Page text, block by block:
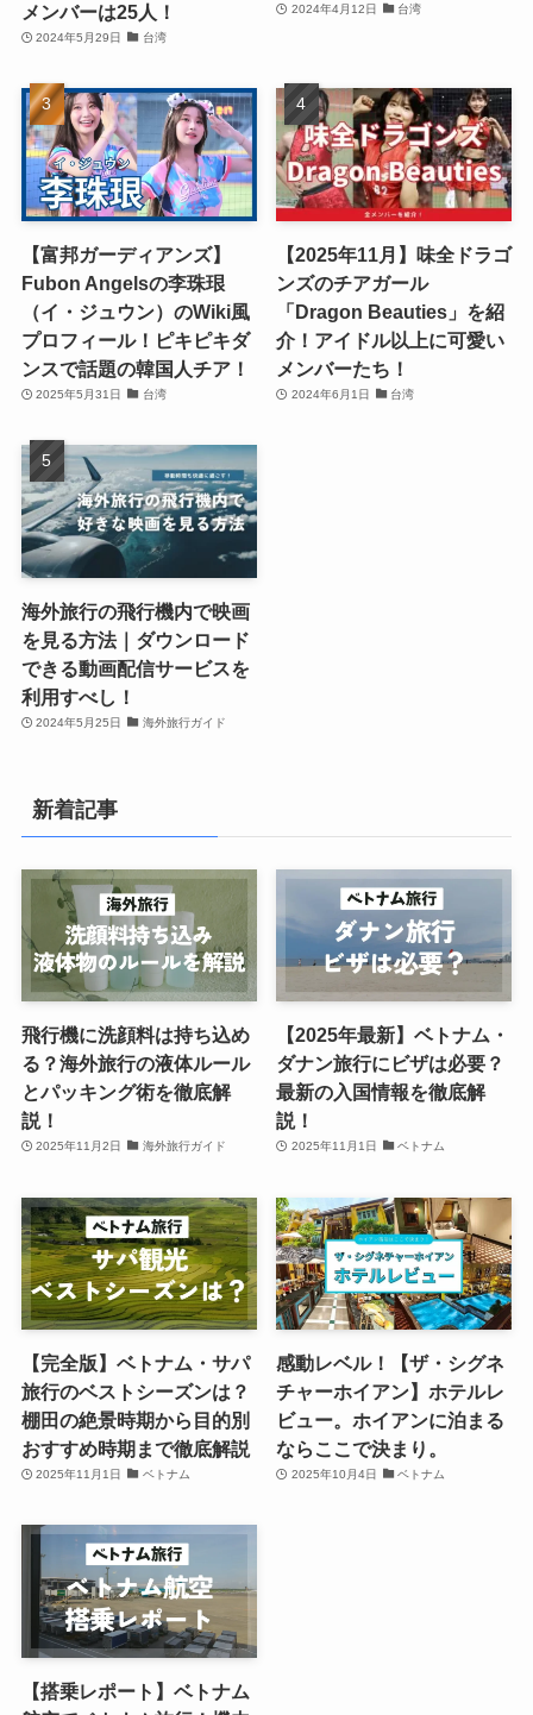
メンバーは25人！
2024年5月29日 台湾
2024年4月12日 台湾
【富邦ガーディアンズ】
Fubon Angelsの李珠珢
（イ・ジュウン）のWiki風
プロフィール！ピキピキダ
ンスで話題の韓国人チア！
2025年5月31日 台湾
【2025年11月】味全ドラゴ
ンズのチアガール
「Dragon Beauties」を紹
介！アイドル以上に可愛い
メンバーたち！
2024年6月1日 台湾
海外旅行の飛行機内で映画
を見る方法｜ダウンロード
できる動画配信サービスを
利用すべし！
2024年5月25日 海外旅行ガイド
新着記事
飛行機に洗顔料は持ち込め
る？海外旅行の液体ルール
とパッキング術を徹底解
説！
2025年11月2日 海外旅行ガイド
【2025年最新】ベトナム・
ダナン旅行にビザは必要？
最新の入国情報を徹底解
説！
2025年11月1日 ベトナム
【完全版】ベトナム・サパ
旅行のベストシーズンは？
棚田の絶景時期から目的別
おすすめ時期まで徹底解説
2025年11月1日 ベトナム
感動レベル！【ザ・シグネ
チャーホイアン】ホテルレ
ビュー。ホイアンに泊まる
ならここで決まり。
2025年10月4日 ベトナム
【搭乗レポート】ベトナム